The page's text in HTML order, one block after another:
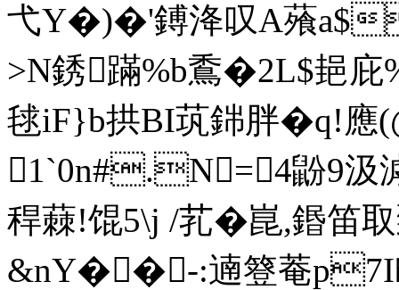
弋Y�)�'鎛洚叹A蕵
>N銹蹣%b穒�2L$郌
毬iF}b拱BI茿銟胖�q!應
1`0n#.N=4鼢9汲
稈蕀!馄5\j /芤�崑,鍲笛取
&nY��-:遖簦菴